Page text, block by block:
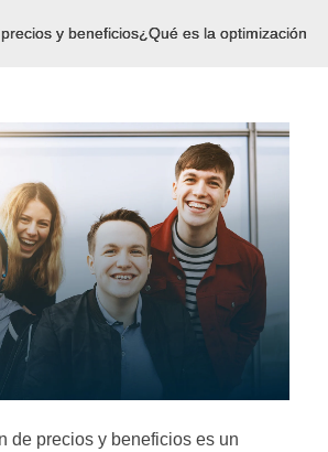
y beneficios¿Qué es la optimización
de precios y beneficios es un